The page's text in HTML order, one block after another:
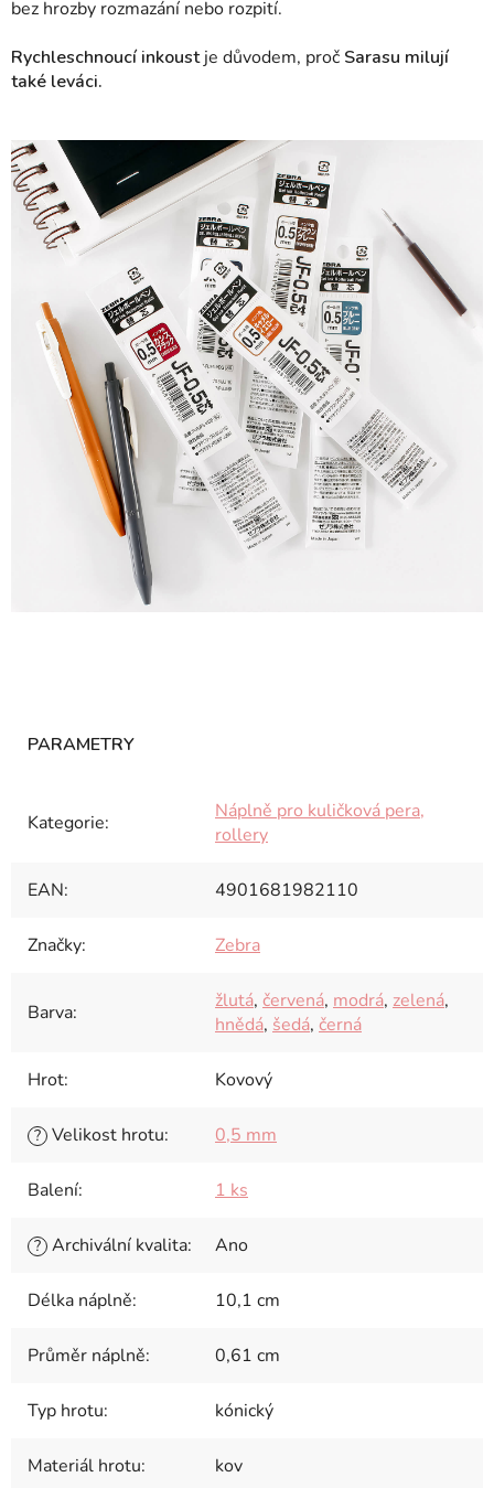
bez hrozby rozmazání nebo rozpití.
Rychleschnoucí inkoustje důvodem, proč Sarasu milují
také leváci.
Kategorie:
Náplně pro kuličková pera,
rollery
EAN: 4901681982110
Značky: Zebra
Barva: žlutá, červená, modrá, zelená,
hnědá, šedá, černá
Hrot: Kovový
? Velikost hrotu: 0,5 mm
Balení: 1 ks
? Archivální kvalita: Ano
Délka náplně: 10,1 cm
Průměr náplně: 0,61 cm
Typ hrotu: kónický
Materiál hrotu: kov